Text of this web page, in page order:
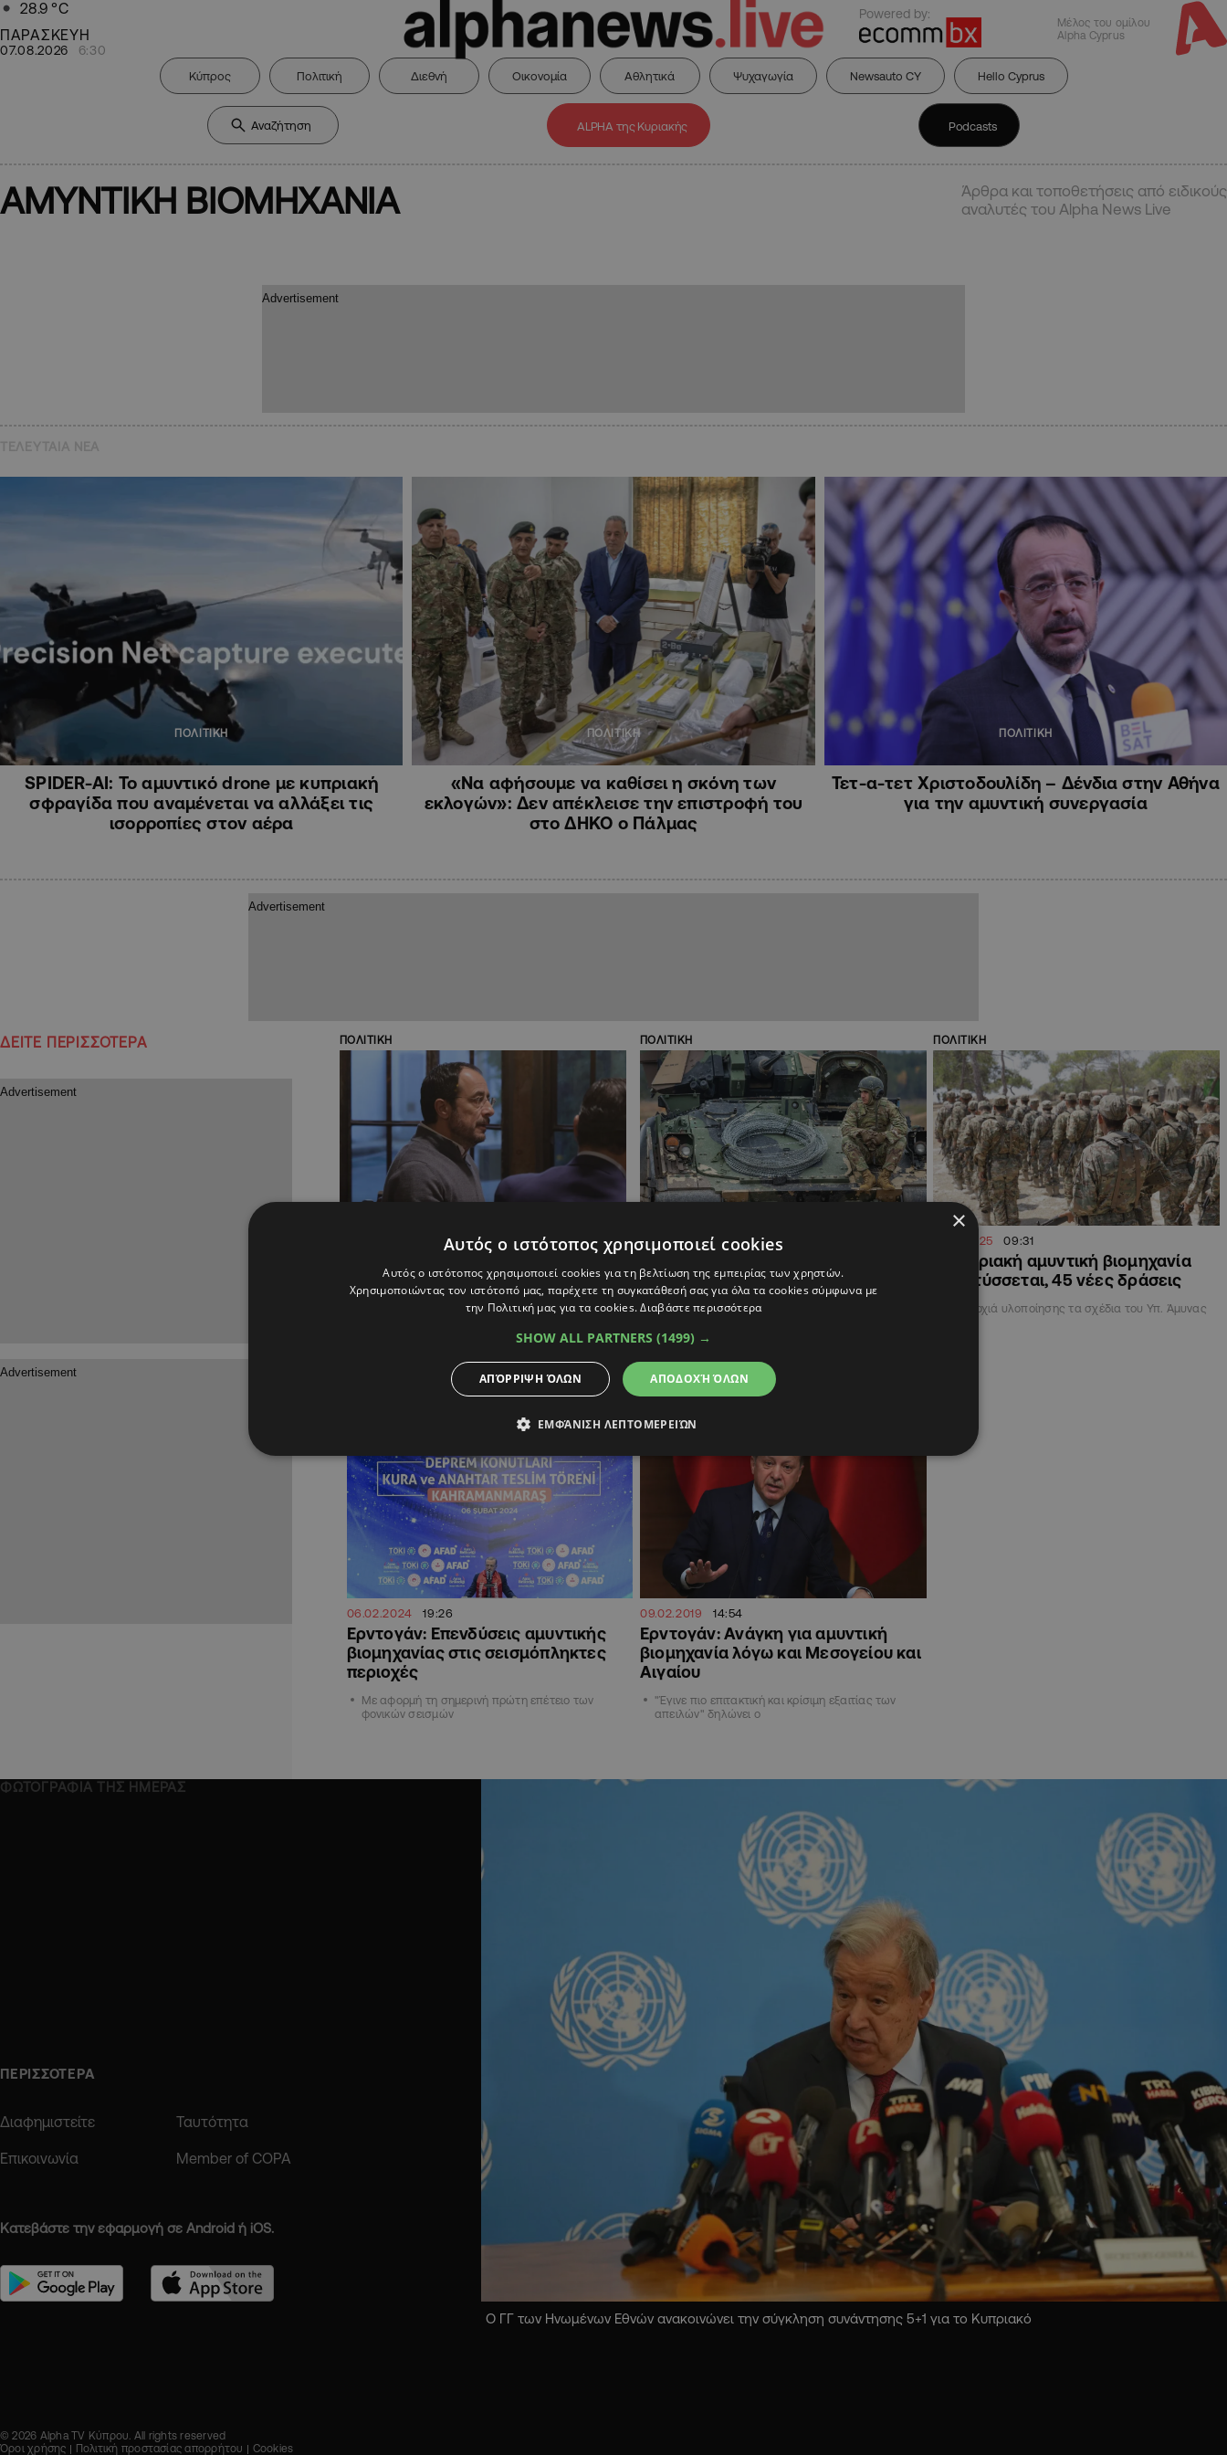
28.9 °C
ΠΑΡΑΣΚΕΥΗ
07.08.2026 6:30
Powered by:
Μέλος του ομίλου
Alpha Cyprus
Κύπρος Πολιτική Διεθνή Οικονομία Αθλητικά Ψυχαγωγία Newsauto CY Hello Cyprus
ALPHA της Κυριακής Podcasts
ΑΜΥΝΤΙΚΗ ΒΙΟΜΗΧΑΝΙΑ
Άρθρα και τοποθετήσεις από ειδικούς
αναλυτές του Alpha News Live
ΠΟΛΙΤΙΚΗ
SPIDER-AI: Το αμυντικό drone με κυπριακή
σφραγίδα που αναμένεται να αλλάξει τις
ισορροπίες στον αέρα
ΠΟΛΙΤΙΚΗ
«Να αφήσουμε να καθίσει η σκόνη των
εκλογών»: Δεν απέκλεισε την επιστροφή του
στο ΔΗΚΟ ο Πάλμας
ΠΟΛΙΤΙΚΗ
Τετ-α-τετ Χριστοδουλίδη – Δένδια στην Αθήνα
για την αμυντική συνεργασία
ΔΕΙΤΕ ΠΕΡΙΣΣΟΤΕΡΑ ΠΟΛΙΤΙΚΗ
Πολλά υποσχόμενος ο τομέας της
αμυντικής βιομηχανίας στην Κύπρο,
λέει ο Πρόεδρος
ΠΟΛΙΤΙΚΗ
25.11.2025 18:30
«Ιστορικό βήμα»: Ενισχύεται η
ευρωπαϊκή άμυνα και «με τη βούλα»
των Βρυξέλλων
την ευρωπαϊκή
ΠΟΛΙΤΙΚΗ
19.07.2025 09:31
Η κυπριακή αμυντική βιομηχανία
αναπτύσσεται, 45 νέες δράσεις
Σε τροχιά υλοποίησης τα σχέδια του Υπ. Άμυνας
06.02.2024 19:26
Ερντογάν: Επενδύσεις αμυντικής
βιομηχανίας στις σεισμόπληκτες
περιοχές
Με αφορμή τη σημερινή πρώτη επέτειο των
φονικών σεισμών
09.02.2019 14:54
Ερντογάν: Ανάγκη για αμυντική
βιομηχανία λόγω και Μεσογείου και
Αιγαίου
"Έγινε πιο επιτακτική και κρίσιμη εξαιτίας των
απειλών" δηλώνει ο
ΦΩΤΟΓΡΑΦΙΑ ΤΗΣ ΗΜΕΡΑΣ
ΠΕΡΙΣΣΟΤΕΡΑ
Διαφημιστείτε Ταυτότητα
Επικοινωνία Member of COPA
Κατεβάστε την εφαρμογή σε Android ή iOS.
Ο ΓΓ των Ηνωμένων Εθνών ανακοινώνει την σύγκληση συνάντησης 5+1 για το Κυπριακό
© 2026 Alpha TV Κύπρου. All rights reserved
Όροι χρήσης
Πολιτική προστασίας απορρήτου Cookies
×
Αυτός ο ιστότοπος χρησιμοποιεί cookies
Αυτός ο ιστότοπος χρησιμοποιεί cookies για τη βελτίωση της εμπειρίας των χρηστών.
Χρησιμοποιώντας τον ιστότοπό μας, παρέχετε τη συγκατάθεσή σας για όλα τα cookies σύμφωνα με
την Πολιτική μας για τα cookies.Διαβάστε περισσότερα
SHOW ALL PARTNERS (1499) →
ΑΠΟΔΟΧΉ ΌΛΩΝ
ΑΠΌΡΡΙΨΗ ΌΛΩΝ
ΕΜΦΆΝΙΣΗ ΛΕΠΤΟΜΕΡΕΙΏΝ